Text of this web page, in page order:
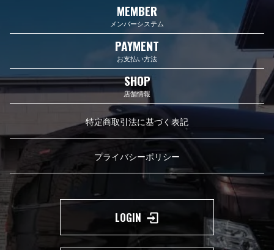
MEMBER
メンバーシステム
PAYMENT
お支払い方法
SHOP
店舗情報
特定商取引法に基づく表記
プライバシーポリシー
LOGIN